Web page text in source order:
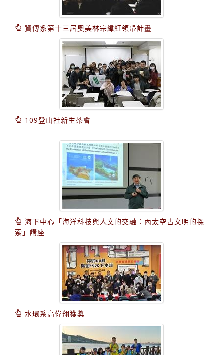
資傳系第十三屆奧美林宗緯紅領帶計畫
109登山社新生茶會
海下中心「海洋科技與人文的交融：內太空古文明的探
索」講座
水環系高偉翔獲獎